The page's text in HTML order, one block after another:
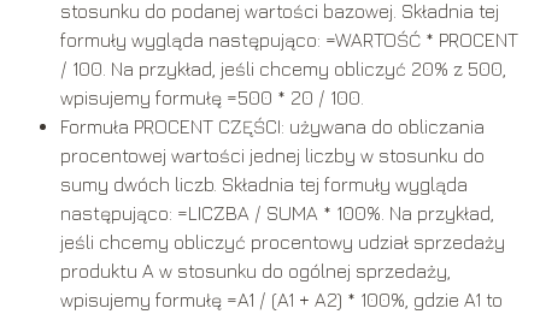
stosunku do podanej wartości bazowej. Składnia tej
formuły wygląda następująco: =WARTOŚĆ * PROCENT
/ 100. Na przykład, jeśli chcemy obliczyć 20% z 500,
wpisujemy formułę =500 * 20 / 100.
Formuła PROCENT CZĘŚCI: używana do obliczania
procentowej wartości jednej liczby w stosunku do
sumy dwóch liczb. Składnia tej formuły wygląda
następująco: =LICZBA / SUMA * 100%. Na przykład,
jeśli chcemy obliczyć procentowy udział sprzedaży
produktu A w stosunku do ogólnej sprzedaży,
wpisujemy formułę =A1 / (A1 + A2) * 100%, gdzie A1 to